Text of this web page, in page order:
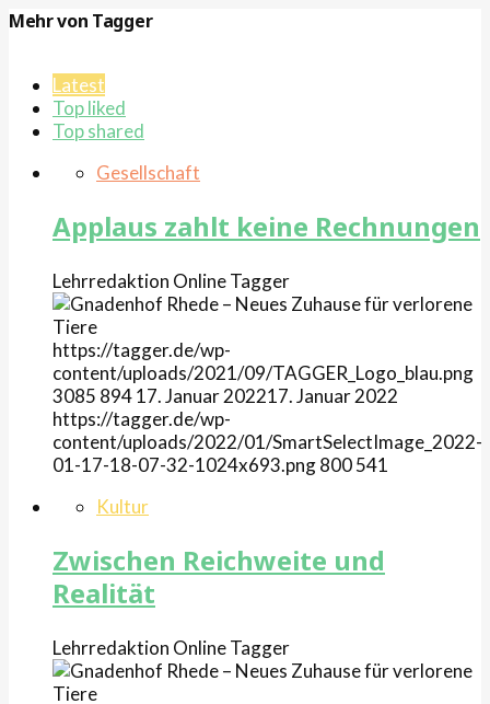
Mehr von Tagger
Latest
Top liked
Top shared
Gesellschaft
Applaus zahlt keine Rechnungen
Lehrredaktion OnlineTagger
https://tagger.de/wp-
content/uploads/2021/09/TAGGER_Logo_blau.png
3085 89417. Januar 202217. Januar 2022
https://tagger.de/wp-
content/uploads/2022/01/SmartSelectImage_2022-
01-17-18-07-32-1024x693.png800541
Kultur
Zwischen Reichweite und
Realität
Lehrredaktion OnlineTagger